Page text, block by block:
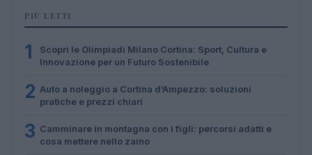
PIÙ LETTI
1
Scopri le Olimpiadi Milano Cortina: Sport, Cultura e
Innovazione per un Futuro Sostenibile
2 Auto a noleggio a Cortina d’Ampezzo: soluzioni
pratiche e prezzi chiari
3 Camminare in montagna con i figli: percorsi adatti e
cosa mettere nello zaino